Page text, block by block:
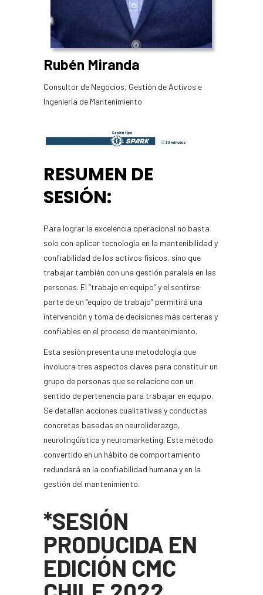
Rubén Miranda
Consultor de Negocios, Gestión de Activos e
Ingeniería de Mantenimiento
RESUMEN DE
SESIÓN:
Para lograr la excelencia operacional no basta
solo con aplicar tecnología en la mantenibilidad y
confiabilidad de los activos físicos, sino que
trabajar también con una gestión paralela en las
personas. El “trabajo en equipo” y el sentirse
parte de un “equipo de trabajo” permitirá una
intervención y toma de decisiones más certeras y
confiables en el proceso de mantenimiento.
Esta sesión presenta una metodología que
involucra tres aspectos claves para constituir un
grupo de personas que se relacione con un
sentido de pertenencia para trabajar en equipo.
Se detallan acciones cualitativas y conductas
concretas basadas en neuroliderazgo,
neurolingüística y neuromarketing. Este método
convertido en un hábito de comportamiento
redundará en la confiabilidad humana y en la
gestión del mantenimiento.
*SESIÓN
PRODUCIDA EN
EDICIÓN CMC